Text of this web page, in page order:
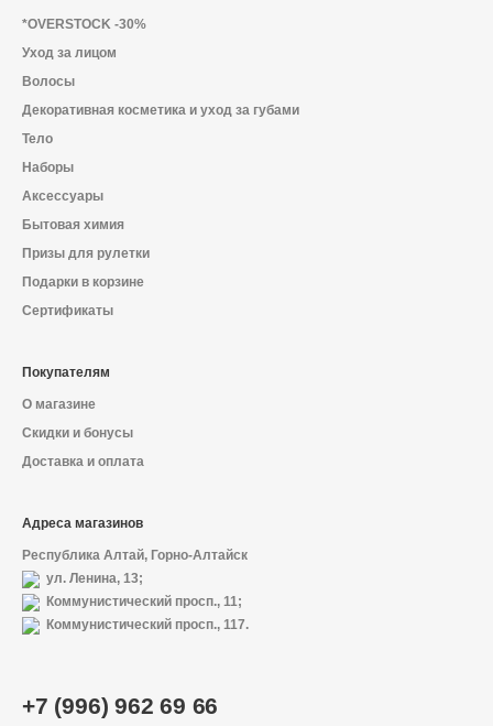
+7 (996) 962 69 66
*OVERSTOCK -30%
Уход за лицом
Волосы
Декоративная косметика и уход за губами
Тело
Наборы
Аксессуары
Бытовая химия
Призы для рулетки
Подарки в корзине
Сертификаты
Покупателям
О магазине
Скидки и бонусы
Доставка и оплата
Адреса магазинов
Республика Алтай, Горно-Алтайск
ул. Ленина, 13;
Коммунистический просп., 11;
Коммунистический просп., 117.